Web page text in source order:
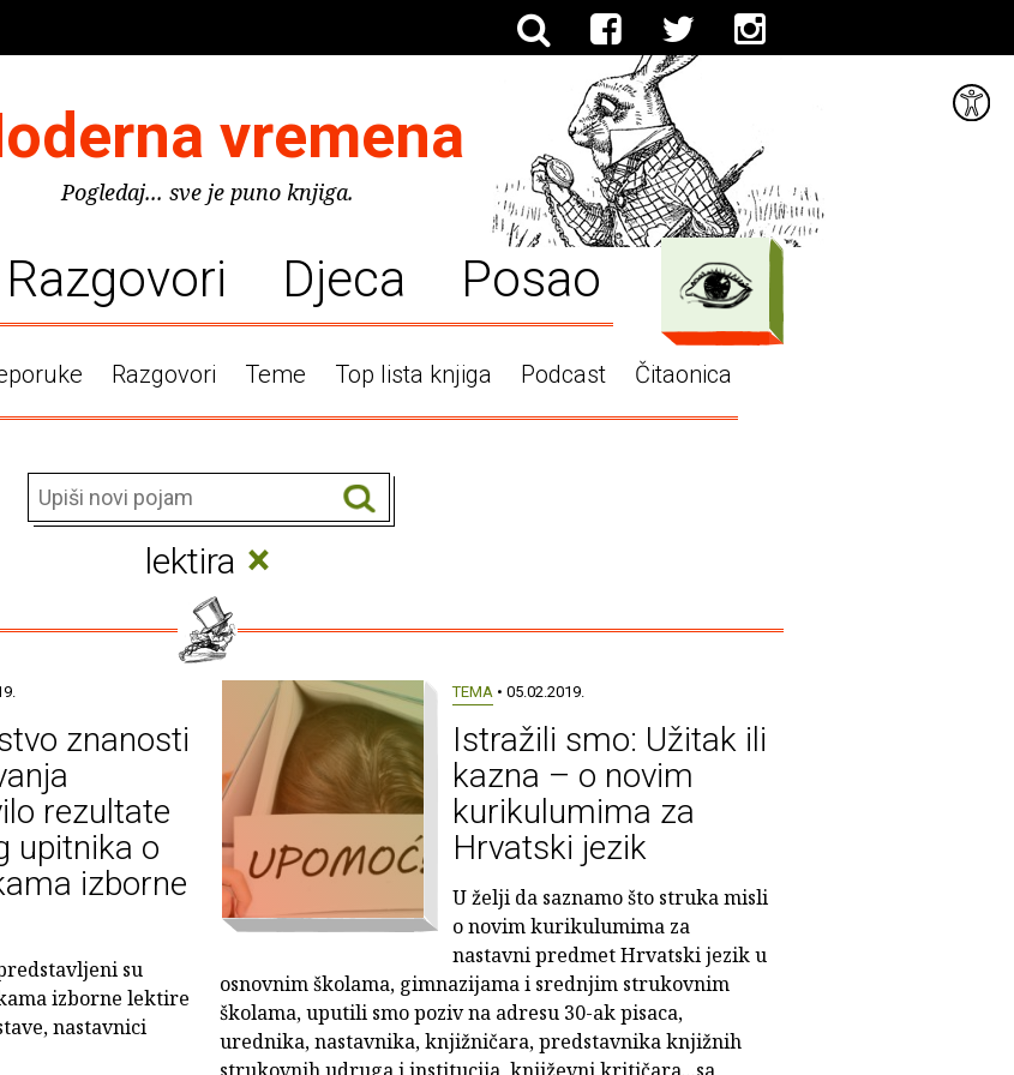
vremena
Pogledaj... sve je puno knjiga.
Razgovori Djeca Posao
Razgovori Teme Top lista knjiga Podcast Čitaonica
lektira ×
znanosti
rezultate
upitnika o
izborne
su
izborne lektire
nastavnici
TEMA • 05.02.2019.
Istražili smo: Užitak ili
kazna – o novim
kurikulumima za
Hrvatski jezik
U želji da saznamo što struka misli
o novim kurikulumima za
nastavni predmet Hrvatski jezik u
osnovnim školama, gimnazijama i srednjim strukovnim
školama, uputili smo poziv na adresu 30-ak pisaca,
urednika, nastavnika, knjižničara, predstavnika knjižnih